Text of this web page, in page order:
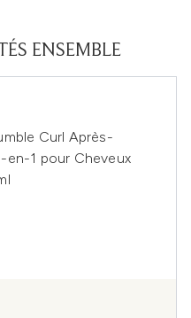
ENSEMBLE
Curl Après-
en-1 pour Cheveux